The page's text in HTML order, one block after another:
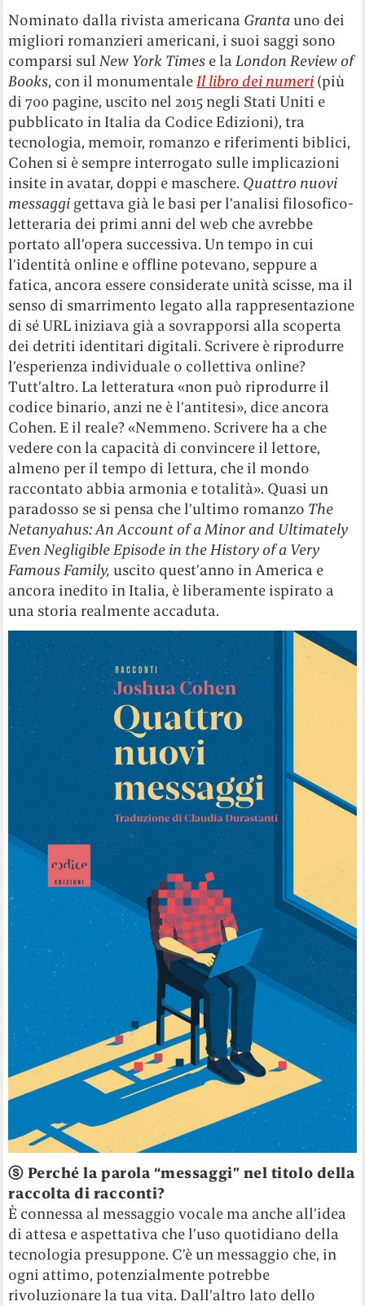
Nominato dalla rivista americana Grantauno dei
migliori romanzieri americani, i suoi saggi sono
comparsi sulNew York Times e laLondon Review of
Books, con il monumentaleIl libro dei numeri (più
di 700 pagine, uscito nel 2015 negli Stati Uniti e
pubblicato in Italia da Codice Edizioni), tra
tecnologia, memoir, romanzo e riferimenti biblici,
Cohen si è sempre interrogato sulle implicazioni
insite in avatar, doppi e maschere. Quattro nuovi
messaggi gettava già le basi per l’analisi filosofico-
letteraria dei primi anni del web che avrebbe
portato all’opera successiva. Un tempo in cui
l’identità online e offline potevano, seppure a
fatica, ancora essere considerate unità scisse, ma il
senso di smarrimento legato alla rappresentazione
di sé URL iniziava già a sovrapporsi alla scoperta
dei detriti identitari digitali. Scrivere è riprodurre
l’esperienza individuale o collettiva online?
Tutt’altro. La letteratura «non può riprodurre il
codice binario, anzi ne è l’antitesi», dice ancora
Cohen. E il reale? «Nemmeno. Scrivere ha a che
vedere con la capacità di convincere il lettore,
almeno per il tempo di lettura, che il mondo
raccontato abbia armonia e totalità». Quasi un
paradosso se si pensa che l’ultimo romanzo The
Netanyahus: An Account of a Minor and Ultimately
Even Negligible Episode in the History of a Very
Famous Family, uscito quest’anno in America e
ancora inedito in Italia, è liberamente ispirato a
una storia realmente accaduta.
ⓢ Perché la parola “messaggi” nel titolo della
raccolta di racconti?
È connessa al messaggio vocale ma anche all’idea
di attesa e aspettativa che l’uso quotidiano della
tecnologia presuppone. C’è un messaggio che, in
ogni attimo, potenzialmente potrebbe
rivoluzionare la tua vita. Dall’altro lato dello